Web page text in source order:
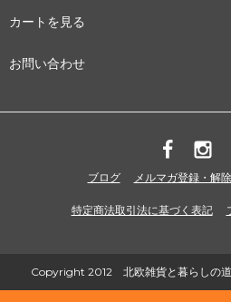
カートを見る
お問い合わせ
ブログ メルマガ登録・解除
特定商法取引法に基づく表記
Copyright 2012 北欧雑貨と暮らしの